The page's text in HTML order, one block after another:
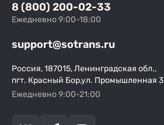
8 (800) 200-02-33
Ежедневно 9:00-18:00
support@sotrans.ru
Россия, 187015, Ленинградская обл.,
пгт. Красный Бор,ул. Промышленная 3
Ежедневно 9:00-21:00